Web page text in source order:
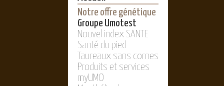
Notre offre génétique
Groupe Umotest
Nouvel index SANTE
Santé du pied
Taureaux sans cornes
Produits et services
myUMO